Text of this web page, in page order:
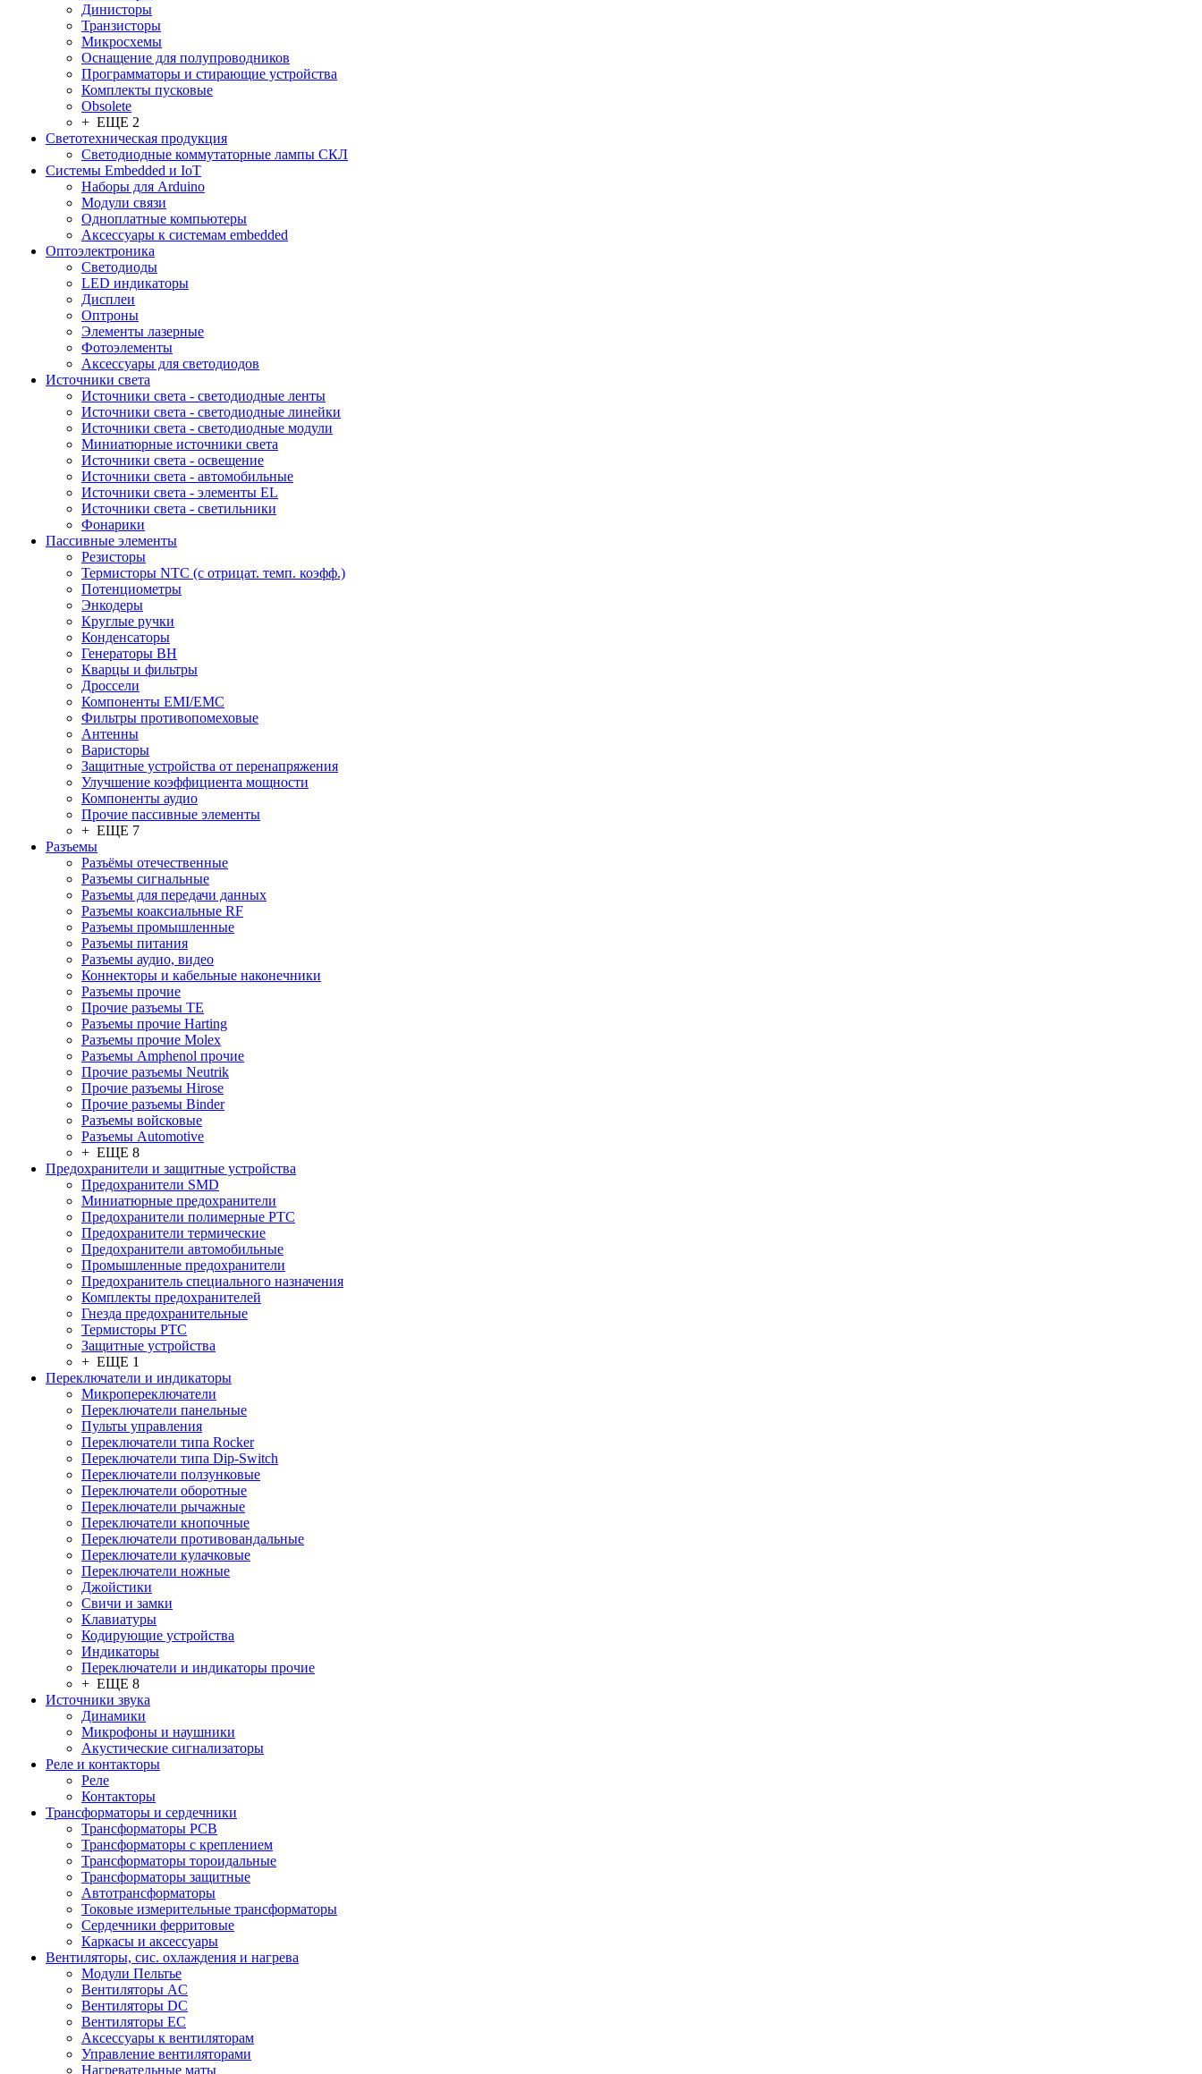
Динисторы
Транзисторы
Микросхемы
Оснащение для полупроводников
Программаторы и стирающие устройства
Комплекты пусковые
Obsolete
+ ЕЩЕ 2
Светотехническая продукция
Светодиодные коммутаторные лампы СКЛ
Системы Embedded и IoT
Наборы для Arduino
Модули связи
Одноплатные компьютеры
Аксессуары к системам embedded
Oптоэлектроника
Светодиоды
LED индикаторы
Дисплеи
Оптроны
Элементы лазерные
Фотоэлементы
Аксессуары для светодиодов
Источники света
Источники света - светодиодные ленты
Источники света - светодиодные линейки
Источники света - светодиодные модули
Миниатюрные источники света
Источники света - освещение
Источники света - автомобильные
Источники света - элементы EL
Источники света - светильники
Фонарики
Пассивные элементы
Резисторы
Термисторы NTC (с отрицат. темп. коэфф.)
Потенциометры
Энкодеры
Круглые ручки
Конденсаторы
Генераторы ВН
Кварцы и фильтры
Дроссели
Компоненты EMI/EMC
Фильтры противопомеховые
Антенны
Варисторы
Защитные устройства от перенапряжения
Улучшение коэффициента мощности
Компоненты аудио
Прочие пассивные элементы
+ ЕЩЕ 7
Разъeмы
Разъёмы отечественные
Разъeмы сигнальные
Разъeмы для передачи данных
Разъeмы коаксиальные RF
Разъeмы промышленные
Разъeмы питания
Разъeмы аудио, видео
Коннекторы и кабельные наконечники
Разъeмы прочие
Прочие разъемы TE
Разъемы прочие Harting
Разъемы прочие Molex
Разъемы Amphenol прочие
Прочие разъемы Neutrik
Прочие разъемы Hirose
Прочие разъемы Binder
Разъемы войсковые
Разъeмы Automotive
+ ЕЩЕ 8
Предохранители и защитные устройства
Предохранители SMD
Миниатюрные предохранители
Предохранители полимерные PTC
Предохранители термические
Предохранители автомобильные
Промышленные предохранители
Предохранитель специального назначения
Комплекты предохранителей
Гнезда предохранительные
Термисторы PTC
Защитные устройства
+ ЕЩЕ 1
Переключатели и индикаторы
Микропереключатели
Переключатели панельные
Пульты управления
Переключатели типа Rocker
Переключатели типа Dip-Switch
Переключатели ползунковые
Переключатели оборотные
Переключатели рычажные
Переключатели кнопочные
Переключатели противовандальные
Переключатели кулачковые
Переключатели ножные
Джойстики
Свичи и замки
Клавиатуры
Кодирующие устройства
Индикаторы
Переключатели и индикаторы прочие
+ ЕЩЕ 8
Источники звука
Динамики
Микрофоны и наушники
Акустические сигнализаторы
Реле и контакторы
Реле
Контакторы
Трансформаторы и сердечники
Трансформаторы PCB
Трансформаторы с креплением
Трансформаторы тороидальные
Трансформаторы защитные
Автотрансформаторы
Токовые измерительные трансформаторы
Сердечники ферритовые
Каркасы и аксессуары
Вентиляторы, сис. охлаждения и нагрева
Модули Пельтье
Вентиляторы AC
Вентиляторы DC
Вентиляторы EC
Аксессуары к вентиляторам
Управление вентиляторами
Нагревательные маты